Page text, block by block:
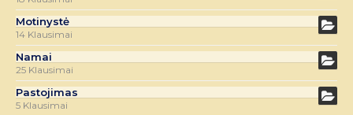
Motinystė
14 Klausimai
Namai
25 Klausimai
Pastojimas
5 Klausimai